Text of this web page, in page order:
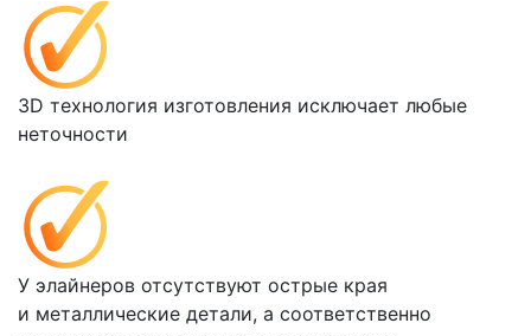
3D технология изготовления исключает любые
неточности
У элайнеров отсутствуют острые края
и металлические детали, а соответственно